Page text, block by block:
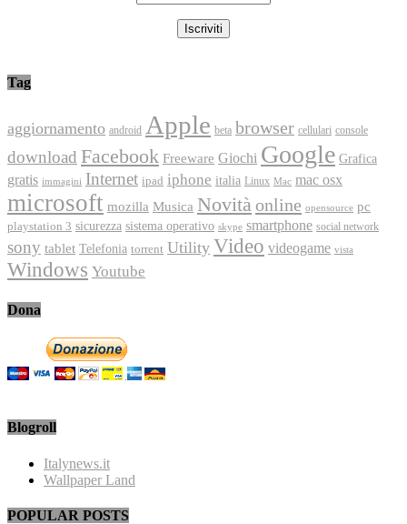
Tag
aggiornamento android Apple beta browser cellulari console
download Facebook Freeware Giochi Google Grafica
gratis immagini Internet ipad iphone italia Linux Mac mac osx
microsoft mozilla Musica Novità online opensource pc
playstation 3 sicurezza sistema operativo skype smartphone social network
sony tablet Telefonia torrent Utility Video videogame vista
Windows Youtube
Dona
Blogroll
Italynews.it
Wallpaper Land
POPULAR POSTS